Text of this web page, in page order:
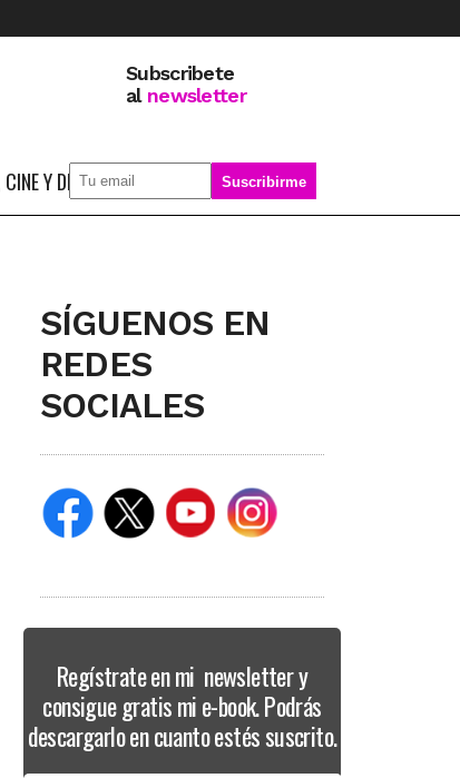
Subscribete
al newsletter
Y DEPORTE SOBRE MÍ
SÍGUENOS EN
REDES
SOCIALES
Regístrate en mi newsletter y
consigue gratis mi e-book. Podrás
descargarlo en cuanto estés suscrito.